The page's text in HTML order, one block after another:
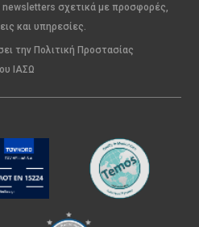
newsletters σχετικά με προσφορές,
και υπηρεσίες.
την Πολιτική Προστασίας
ΙΑΣΩ